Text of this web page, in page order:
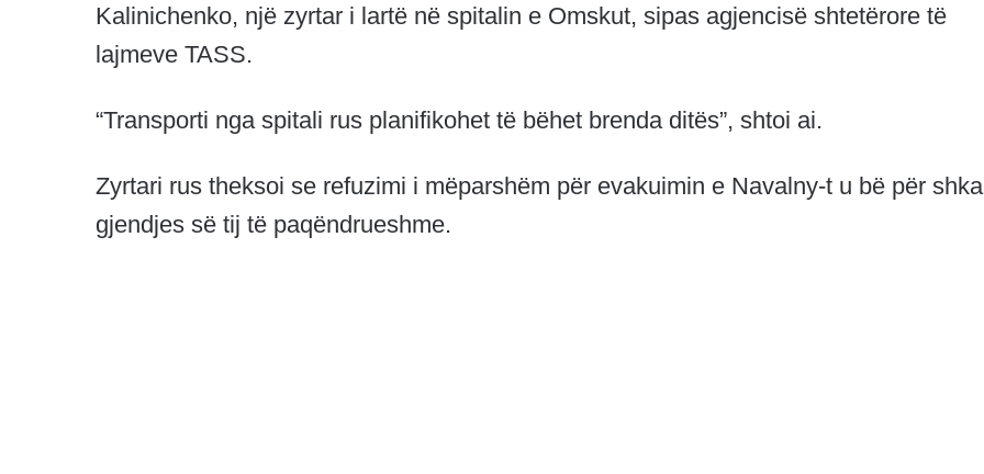
Kalinichenko, një zyrtar i lartë në spitalin e Omskut, sipas agjencisë shtetërore të
lajmeve TASS.
“Transporti nga spitali rus planifikohet të bëhet brenda ditës”, shtoi ai.
Zyrtari rus theksoi se refuzimi i mëparshëm për evakuimin e Navalny-t u bë për
gjendjes së tij të paqëndrueshme.